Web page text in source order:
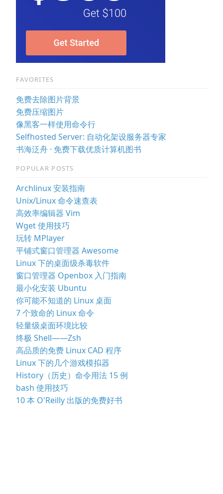
FAVORITES
免费去除图片背景
免费压缩图片
像黑客一样使用命令行
Selfhosted Server: 自动化架设服务器专家
书海泛舟 · 免费下载优质计算机图书
POPULAR POSTS
Archlinux 安装指南
Unix/Linux 命令速查表
高效率编辑器 Vim
Wget 使用技巧
玩转 MPlayer
平铺式窗口管理器 Awesome
Linux 下的桌面级杀毒软件
窗口管理器 Openbox 入门指南
最小化安装 Ubuntu
你可能不知道的 Linux 桌面
7 个致命的 Linux 命令
轻量级桌面环境比较
终极 Shell——Zsh
高品质的免费 Linux CAD 程序
Linux 下的几个游戏模拟器
History（历史）命令用法 15 例
bash 使用技巧
10 本 O'Reilly 出版的免费好书